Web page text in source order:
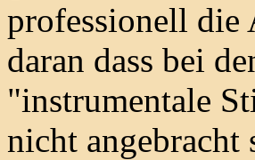
professionell die
daran dass bei
"instrumentale
nicht angebracht